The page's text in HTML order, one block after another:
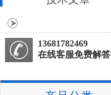
13681782469
在线客服免费解答